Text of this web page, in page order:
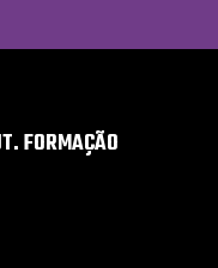
FORMAÇÃO